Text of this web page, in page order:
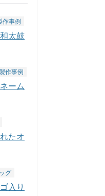
作事例
太鼓
作事例
ーム
たオ
グ
入り